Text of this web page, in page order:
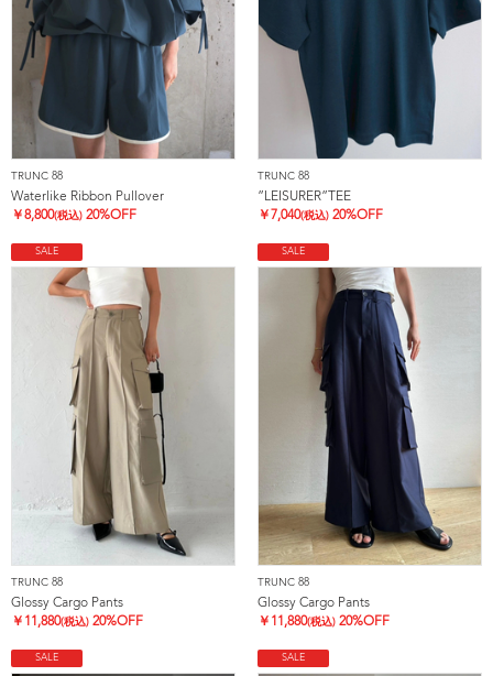
TRUNC 88
Waterlike Ribbon Pullover
￥8,800(税込) 20%OFF
TRUNC 88
”LEISURER”TEE
￥ 7,040(税込) 20%OFF
SALE
TRUNC 88
Glossy Cargo Pants
￥ 11,880(税込) 20%OFF
SALE
TRUNC 88
Glossy Cargo Pants
￥ 11,880(税込) 20%OFF
SALE SALE